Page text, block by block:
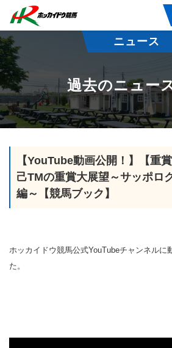
ニュース
過去のニュー
【YouTube動画公開！】【重
己TMの重賞大展望～サッポロ
編～【競馬ブック】
ホッカイドウ競馬公式YouTubeチャンネルに
た。